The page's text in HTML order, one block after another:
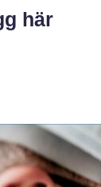
här